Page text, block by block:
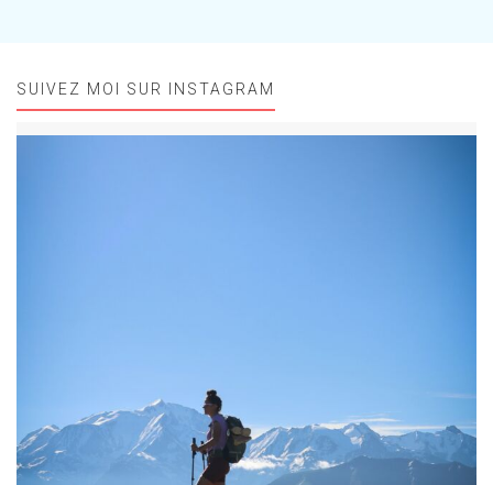
SUIVEZ MOI SUR INSTAGRAM